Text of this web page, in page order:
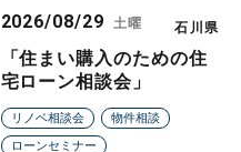
2026/08/29 土曜 石川県
「住まい購入のための住
宅ローン相談会」
リノベ相談会 物件相談
ローンセミナー